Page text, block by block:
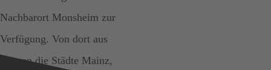
Nachbarort Monsheim zur
Verfügung. Von dort aus
können die Städte Mainz,